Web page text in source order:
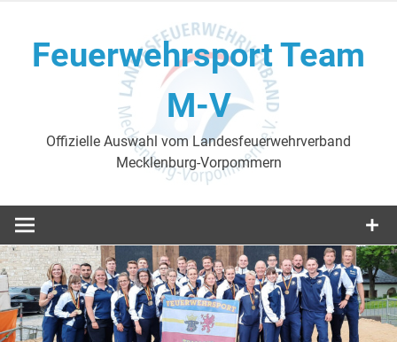
contentFeuerwehrsport Team
M-V
Offizielle Auswahl vom Landesfeuerwehrverband
Mecklenburg-Vorpommern